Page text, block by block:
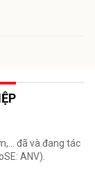
đã và đang tác
ANV).